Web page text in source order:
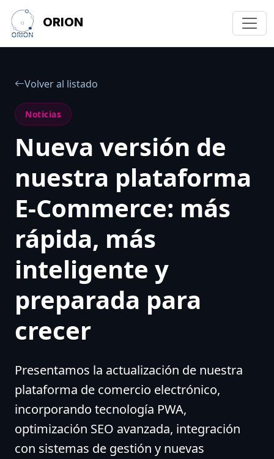
ORION
Volver al listado
Noticias
Nueva versión de
nuestra plataforma
E-Commerce: más
rápida, más
inteligente y
preparada para
crecer
Presentamos la actualización de nuestra
plataforma de comercio electrónico,
incorporando tecnología PWA,
optimización SEO avanzada, integración
con sistemas de gestión y nuevas